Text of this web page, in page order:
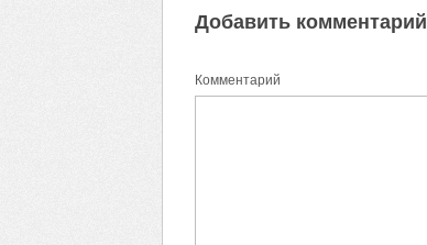
Добавить комментарий
Комментарий